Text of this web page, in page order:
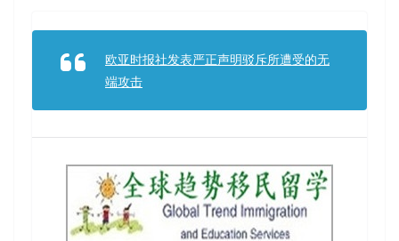
欧亚时报社发表严正声明驳斥所遭受的无
端攻击